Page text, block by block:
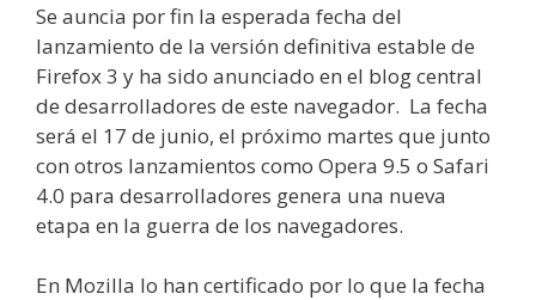
Se auncia por fin la esperada fecha del
lanzamiento de la versión definitiva estable de
Firefox 3 y ha sido anunciado en el blog central
de desarrolladores de este navegador. La fecha
será el 17 de junio, el próximo martes que junto
con otros lanzamientos como Opera 9.5 o Safari
4.0 para desarrolladores genera una nueva
etapa en la guerra de los navegadores.
En Mozilla lo han certificado por lo que la fecha